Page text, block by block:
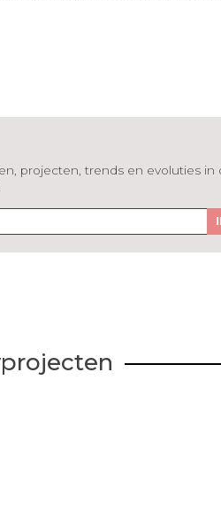
projecten, trends en evoluties in